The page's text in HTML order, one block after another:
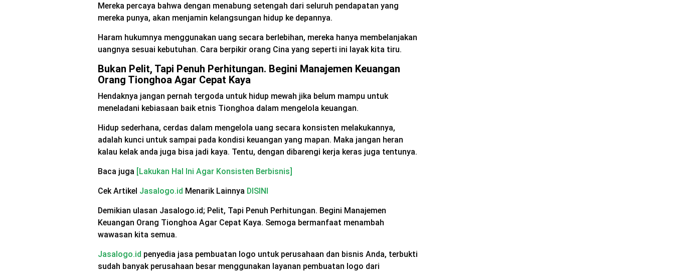
Mereka percaya bahwa dengan menabung setengah dari seluruh pendapatan yang
mereka punya, akan menjamin kelangsungan hidup ke depannya.
Haram hukumnya menggunakan uang secara berlebihan, mereka hanya membelanjakan
uangnya sesuai kebutuhan. Cara berpikir orang Cina yang seperti ini layak kita tiru.
Bukan Pelit, Tapi Penuh Perhitungan. Begini Manajemen Keuangan
Orang Tionghoa Agar Cepat Kaya
Hendaknya jangan pernah tergoda untuk hidup mewah jika belum mampu untuk
meneladani kebiasaan baik etnis Tionghoa dalam mengelola keuangan.
Hidup sederhana, cerdas dalam mengelola uang secara konsisten melakukannya,
adalah kunci untuk sampai pada kondisi keuangan yang mapan. Maka jangan heran
kalau kelak anda juga bisa jadi kaya. Tentu, dengan dibarengi kerja keras juga tentunya.
Baca juga [Lakukan Hal Ini Agar Konsisten Berbisnis]
Cek Artikel Jasalogo.id Menarik Lainnya DISINI
Demikian ulasan Jasalogo.id; Pelit, Tapi Penuh Perhitungan. Begini Manajemen
Keuangan Orang Tionghoa Agar Cepat Kaya. Semoga bermanfaat menambah
wawasan kita semua.
Jasalogo.id penyedia jasa pembuatan logo untuk perusahaan dan bisnis Anda, terbukti
sudah banyak perusahaan besar menggunakan layanan pembuatan logo dari